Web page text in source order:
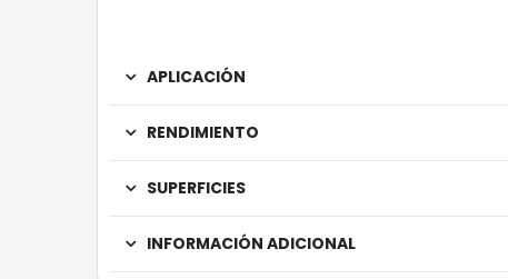
APLICACIÓN
RENDIMIENTO
SUPERFICIES
INFORMACIÓN ADICIONAL